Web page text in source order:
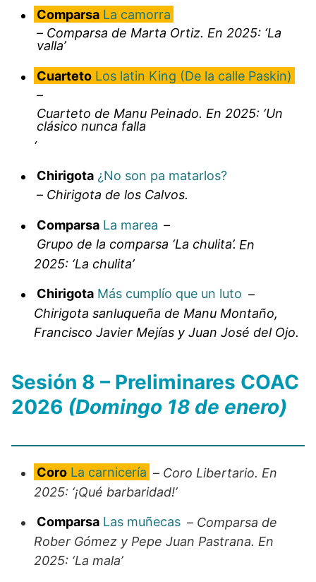
Comparsa La camorra
– Comparsa de Marta Ortiz. En 2025: ‘La
valla’
Cuarteto Los latin King (De la calle Paskin)
–
Cuarteto de Manu Peinado. En 2025: ‘Un
clásico nunca falla
‘
Chirigota ¿No son pa matarlos?
– Chirigota de los Calvos.
Comparsa La marea –
Grupo de la comparsa ‘La chulita’. En
2025: ‘La chulita’
Chirigota Más cumplío que un luto –
Chirigota sanluqueña de Manu Montaño,
Francisco Javier Mejías y Juan José del Ojo.
Sesión 8 – Preliminares COAC
2026 (Domingo 18 de enero)
Coro La carnicería – Coro Libertario. En
2025: ‘¡Qué barbaridad!’
Comparsa Las muñecas – Comparsa de
Rober Gómez y Pepe Juan Pastrana. En
2025: ‘La mala’